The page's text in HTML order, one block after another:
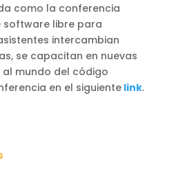
como la conferencia
software libre para
intercambian
se capacitan en nuevas
mundo del código
en el siguiente link.